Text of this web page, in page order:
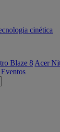
cinética
Blaze 8 Acer
Eventos